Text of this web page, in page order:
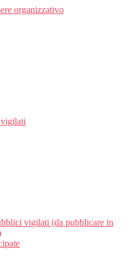
organizzativo
vigilati (da pubblicare in